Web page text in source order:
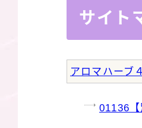
サイト
アロマハーブ
01136